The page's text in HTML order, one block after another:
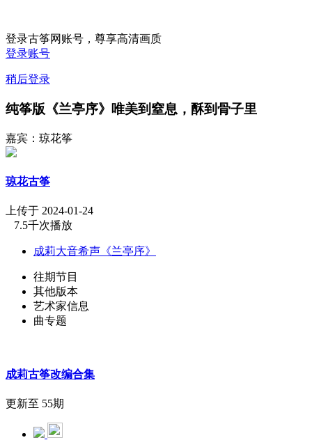
登录古筝网账号，尊享高清画质
登录账号
稍后登录
纯筝版《兰亭序》唯美到窒息，酥到骨子里
嘉宾：琼花筝
琼花古筝
上传于 2024-01-24
7.5千次播放
成莉大音希声《兰亭序》
往期节目
其他版本
艺术家信息
曲专题
成莉古筝改编合集
更新至 55期